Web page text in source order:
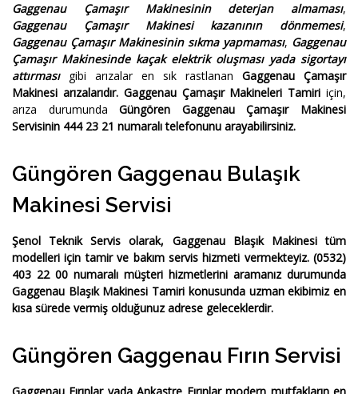
Gaggenau Çamaşır Makinesinin deterjan almaması,
Gaggenau Çamaşır Makinesi kazanının dönmemesi,
Gaggenau Çamaşır Makinesinin sıkma yapmaması, Gaggenau
Çamaşır Makinesinde kaçak elektrik oluşması yada sigortayı
attırmasıgibi arızalar en sık rastlanan Gaggenau Çamaşır
Makinesi arızalarıdır. Gaggenau Çamaşır Makineleri Tamiri için,
arıza durumundaGüngören Gaggenau Çamaşır Makinesi
Servisinin 444 23 21 numaralı telefonunu arayabilirsiniz.
Güngören Gaggenau Bulaşık
Makinesi Servisi
Şenol Teknik Servis olarak, Gaggenau Blaşık Makinesitüm
modelleri için tamir ve bakım servis hizmeti vermekteyiz. (0532)
403 22 00 numaralı müşteri hizmetlerini aramanız durumunda
Gaggenau Blaşık Makinesi Tamiri konusunda uzman ekibimiz en
kısa sürede vermiş olduğunuz adrese geleceklerdir.
Güngören Gaggenau Fırın Servisi